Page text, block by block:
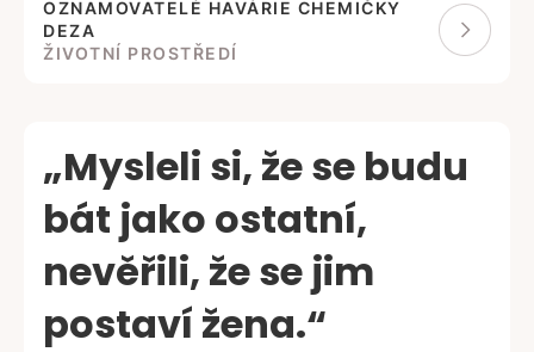
OZNAMOVATELÉ HAVÁRIE CHEMIČKY
DEZA
ŽIVOTNÍ PROSTŘEDÍ
„Mysleli si, že se budu
bát jako ostatní,
nevěřili, že se jim
postaví žena.“